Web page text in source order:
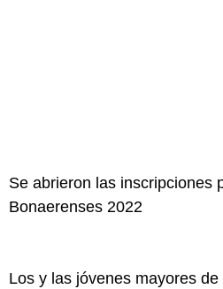
Se abrieron las inscripciones
Bonaerenses 2022
Los y las jóvenes mayores